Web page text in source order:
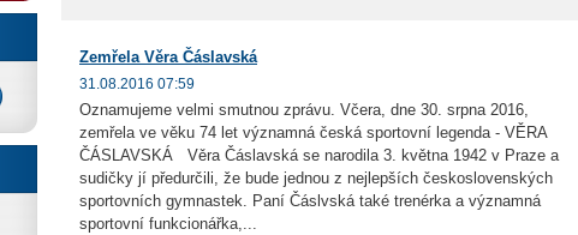
Zemřela Věra Čáslavská
31.08.2016 07:59
Oznamujeme velmi smutnou zprávu. Včera, dne 30. srpna 2016,
zemřela ve věku 74 let významná česká sportovní legenda - VĚRA
ČÁSLAVSKÁ Věra Čáslavská se narodila 3. května 1942 v Praze a
sudičky jí předurčili, že bude jednou z nejlepších československých
sportovních gymnastek. Paní Čáslvská také trenérka a významná
sportovní funkcionářka,...